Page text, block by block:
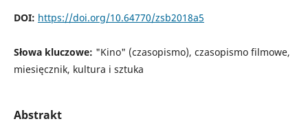
DOI: https://doi.org/10.64770/zsb2018a5
Słowa kluczowe: "Kino" (czasopismo), czasopismo filmowe,
miesięcznik, kultura i sztuka
Abstrakt